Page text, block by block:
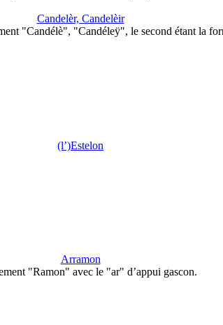
Candelèr, Candelèir
"Candélè", "Candéleÿ", le second étant la
(l’)Estelon
Arramon
"Ramon" avec le "ar" d’appui gascon.